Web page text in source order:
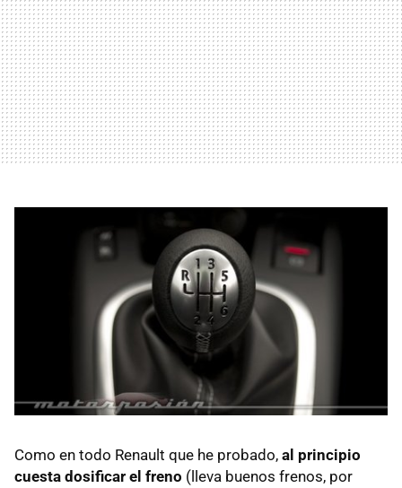
Como en todo Renault que he probado, al principio
cuesta dosificar el freno (lleva buenos frenos, por